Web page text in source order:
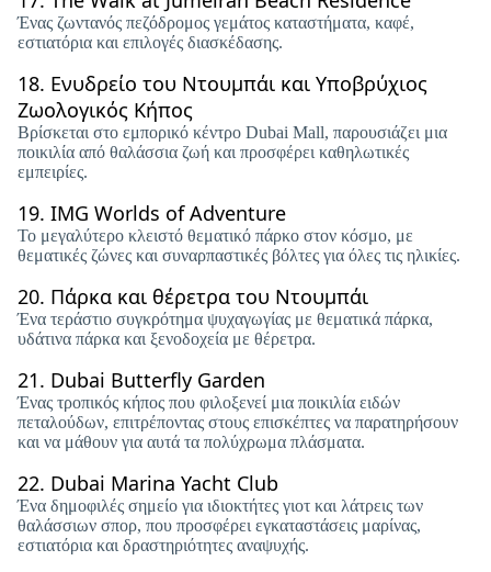
Ένας ζωντανός πεζόδρομος γεμάτος καταστήματα, καφέ,
εστιατόρια και επιλογές διασκέδασης.
18. Ενυδρείο του Ντουμπάι και Υποβρύχιος
Ζωολογικός Κήπος
Βρίσκεται στο εμπορικό κέντρο Dubai Mall, παρουσιάζει μια
ποικιλία από θαλάσσια ζωή και προσφέρει καθηλωτικές
εμπειρίες.
19. IMG Worlds of Adventure
Το μεγαλύτερο κλειστό θεματικό πάρκο στον κόσμο, με
θεματικές ζώνες και συναρπαστικές βόλτες για όλες τις ηλικίες.
20. Πάρκα και θέρετρα του Ντουμπάι
Ένα τεράστιο συγκρότημα ψυχαγωγίας με θεματικά πάρκα,
υδάτινα πάρκα και ξενοδοχεία με θέρετρα.
21. Dubai Butterfly Garden
Ένας τροπικός κήπος που φιλοξενεί μια ποικιλία ειδών
πεταλούδων, επιτρέποντας στους επισκέπτες να παρατηρήσουν
και να μάθουν για αυτά τα πολύχρωμα πλάσματα.
22. Dubai Marina Yacht Club
Ένα δημοφιλές σημείο για ιδιοκτήτες γιοτ και λάτρεις των
θαλάσσιων σπορ, που προσφέρει εγκαταστάσεις μαρίνας,
εστιατόρια και δραστηριότητες αναψυχής.